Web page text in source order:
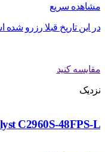
مشاهده سریع
در این تاریخ قبلا رزرو
مقایسه کنید
نزدیک
C2960S-48FPS-L